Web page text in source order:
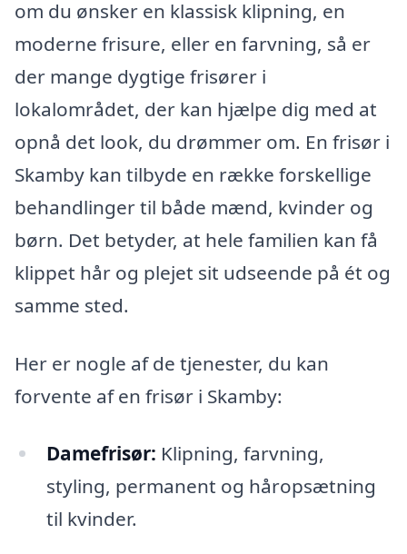
om du ønsker en klassisk klipning, en
moderne frisure, eller en farvning, så er
der mange dygtige frisører i
lokalområdet, der kan hjælpe dig med at
opnå det look, du drømmer om. En frisør i
Skamby kan tilbyde en række forskellige
behandlinger til både mænd, kvinder og
børn. Det betyder, at hele familien kan få
klippet hår og plejet sit udseende på ét og
samme sted.
Her er nogle af de tjenester, du kan
forvente af en frisør i Skamby:
Damefrisør: Klipning, farvning,
styling, permanent og håropsætning
til kvinder.